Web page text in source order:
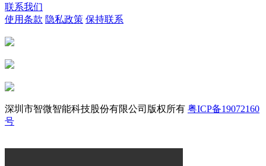
联系我们
使用条款 隐私政策 保持联系
深圳市智微智能科技股份有限公司版权所有 粤ICP备19072160
号